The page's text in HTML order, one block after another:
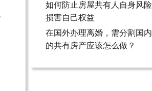
如何防止房屋共有人自身风险
损害自己权益
在国外办理离婚，需分割国内
的共有房产应该怎么做？